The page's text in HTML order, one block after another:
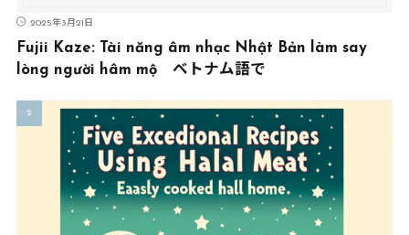
2025年3月21日
Fujii Kaze: Tài năng âm nhạc Nhật Bản làm say
lòng người hâm mộ ベトナム語で